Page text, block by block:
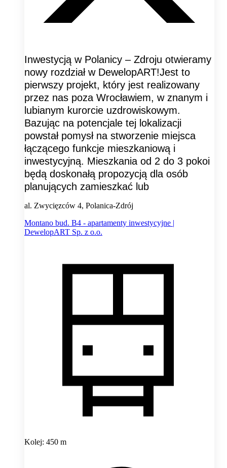
Inwestycją w Polanicy – Zdroju otwieramy
nowy rozdział w DewelopART!Jest to
pierwszy projekt, który jest realizowany
przez nas poza Wrocławiem, w znanym i
lubianym kurorcie uzdrowiskowym.
Bazując na potencjale tej lokalizacji
powstał pomysł na stworzenie miejsca
łączącego funkcje mieszkaniową i
inwestycyjną. Mieszkania od 2 do 3 pokoi
będą doskonałą propozycją dla osób
planujących zamieszkać lub
al. Zwycięzców 4, Polanica-Zdrój
Montano bud. B4 - apartamenty inwestycyjne |
DewelopART Sp. z o.o.
Kolej: 450 m